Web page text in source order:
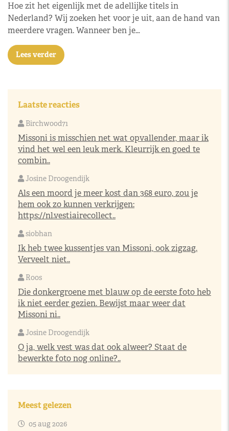
Hoe zit het eigenlijk met de adellijke titels in
Nederland? Wij zoeken het voor je uit, aan de hand van
meerdere vragen. Wanneer ben je…
Lees verder
Laatste reacties
Birchwood71
Missoni is misschien net wat opvallender, maar ik
vind het wel een leuk merk. Kleurrijk en goed te
combin..
Josine Droogendijk
Als een moord je meer kost dan 368 euro, zou je
hem ook zo kunnen verkrijgen:
https://nl.vestiairecollect..
siobhan
Ik heb twee kussentjes van Missoni, ook zigzag.
Verveelt niet..
Roos
Die donkergroene met blauw op de eerste foto heb
ik niet eerder gezien. Bewijst maar weer dat
Missoni ni..
Josine Droogendijk
O ja, welk vest was dat ook alweer? Staat de
bewerkte foto nog online?..
Meest gelezen
05 aug 2026